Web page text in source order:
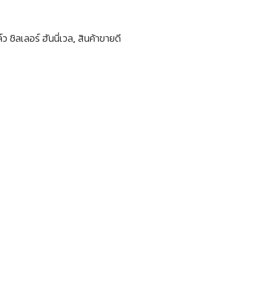
ชิลเลอร์ ฮันนี่เวล, สินค้าขายดี